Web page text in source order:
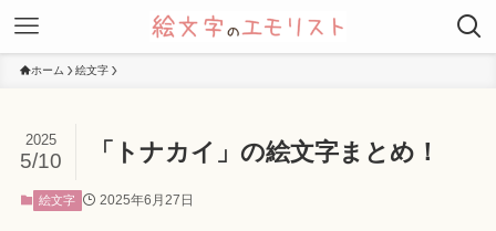
ホーム 絵文字
「トナカイ」の絵文字まとめ！
2025
5/10
絵文字 2025年6月27日